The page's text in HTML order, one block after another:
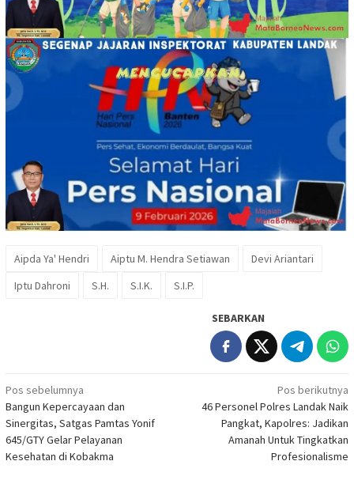
Aipda Ya' Hendri Aiptu M. Hendra Setiawan
Devi Ariantari
Iptu Dahroni
S.H. S.I.K. S.I.P.
SEBARKAN
Navigasi
pos
Pos sebelumnya
Bangun Kepercayaan dan
Sinergitas, Satgas Pamtas Yonif
645/GTY Gelar Pelayanan
Kesehatan di Kobakma
Pos berikutnya
46 Personel Polres Landak Naik
Pangkat, Kapolres: Jadikan
Amanah Untuk Tingkatkan
Profesionalisme